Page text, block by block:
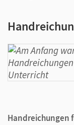
Handreichungen